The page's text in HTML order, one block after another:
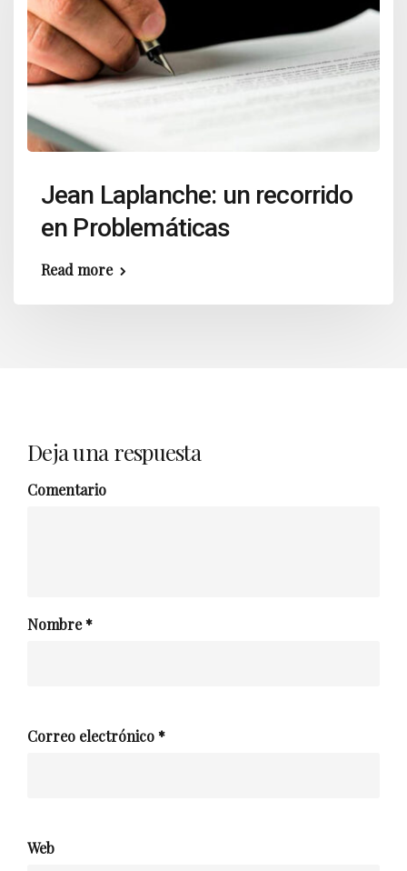
Jean Laplanche: un recorrido
en Problemáticas
Read more
Deja una respuesta
Comentario
Nombre*
Correo electrónico*
Web